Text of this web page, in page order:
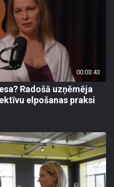
00:03:43
Radošā uzņēmēja
elpošanas praksi